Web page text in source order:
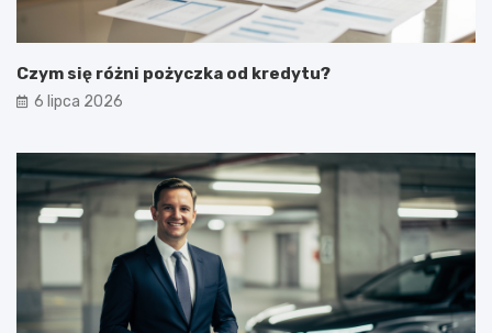
Czym się różni pożyczka od kredytu?
6 lipca 2026